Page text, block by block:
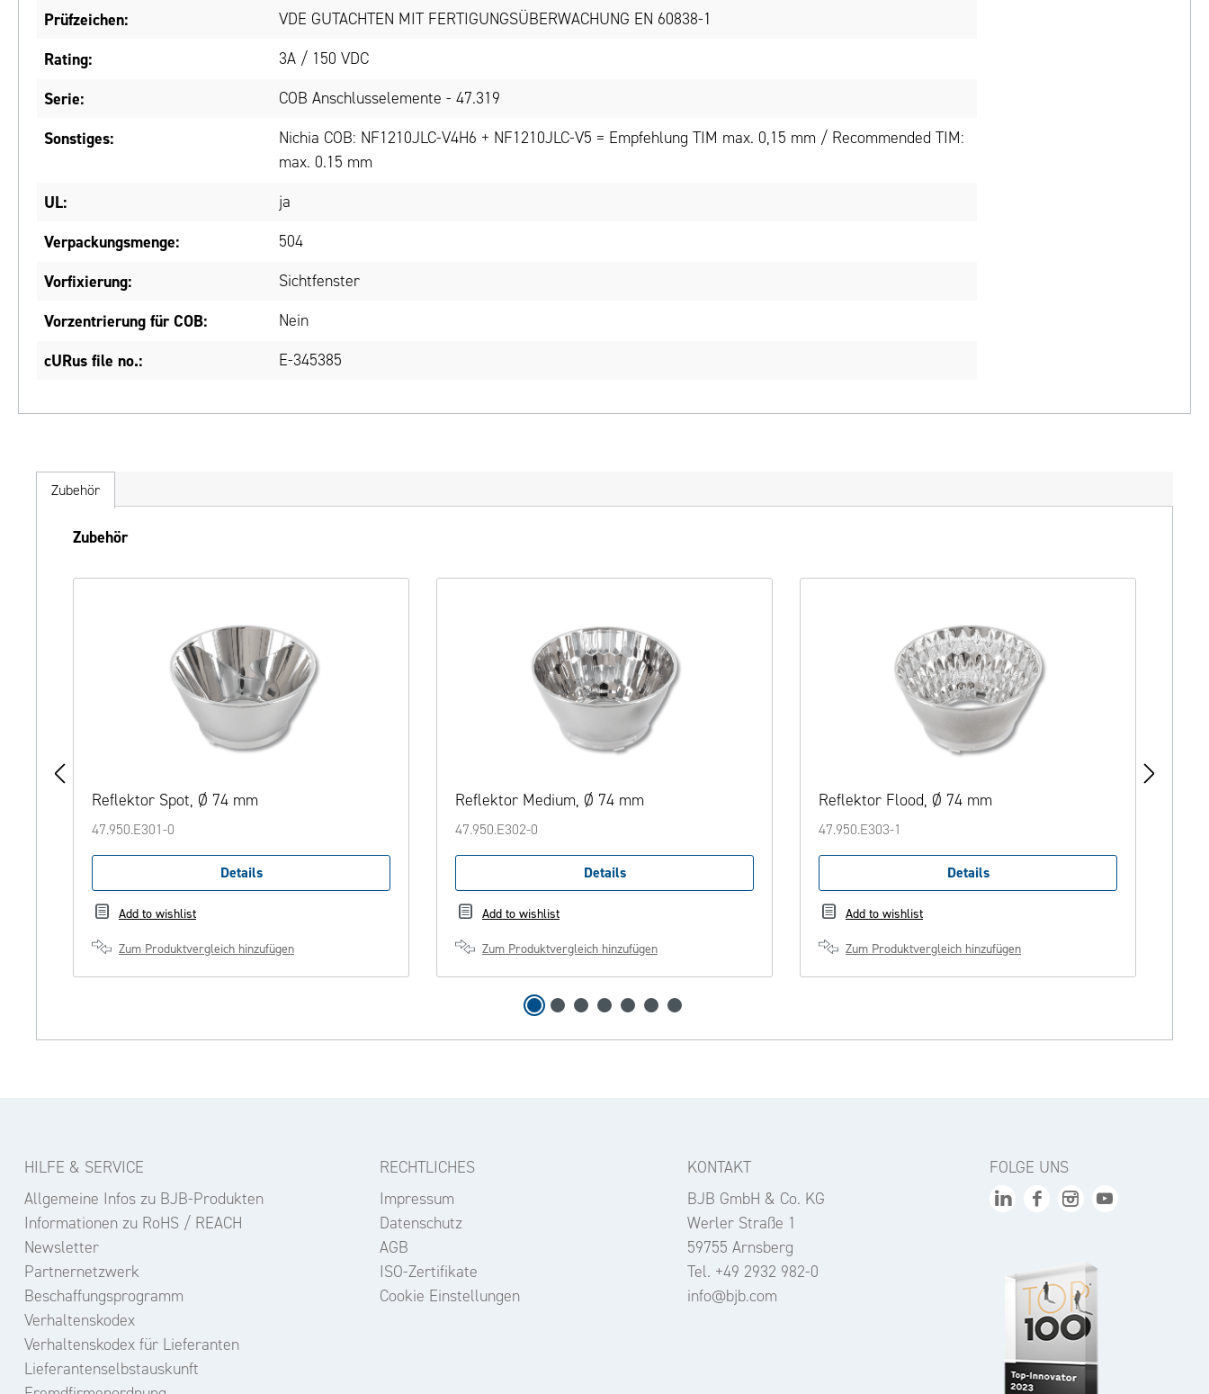
Prüfzeichen: VDE GUTACHTEN MIT FERTIGUNGSÜBERWACHUNG EN 60838-1
Rating: 3A / 150 VDC
Serie: COB Anschlusselemente - 47.319
Sonstiges:
Nichia COB: NF1210JLC-V4H6 + NF1210JLC-V5 = Empfehlung TIM max. 0,15 mm / Recommended TIM:
max. 0.15 mm
UL: ja
Verpackungsmenge: 504
Vorfixierung: Sichtfenster
Vorzentrierung für COB: Nein
cURus file no.: E-345385
Zubehör
Produktgalerie überspringen
Zubehör
Reflektor Spot, Ø 74 mm
47.950.E301-0
Details
Add to wishlist
Zum Produktvergleich hinzufügen
Reflektor Medium, Ø 74 mm
47.950.E302-0
Details
Add to wishlist
Zum Produktvergleich hinzufügen
Reflektor Flood, Ø 74 mm
47.950.E303-1
Details
Add to wishlist
Zum Produktvergleich hinzufügen
HILFE & SERVICE
Allgemeine Infos zu BJB-Produkten
Informationen zu RoHS / REACH
Newsletter
Partnernetzwerk
Beschaffungsprogramm
Verhaltenskodex
Verhaltenskodex für Lieferanten
Lieferantenselbstauskunft
RECHTLICHES
Impressum
Datenschutz
AGB
ISO-Zertifikate
Cookie Einstellungen
KONTAKT
BJB GmbH & Co. KG
Werler Straße 1
59755 Arnsberg
Tel. +49 2932 982-0
info@bjb.com
FOLGE UNS